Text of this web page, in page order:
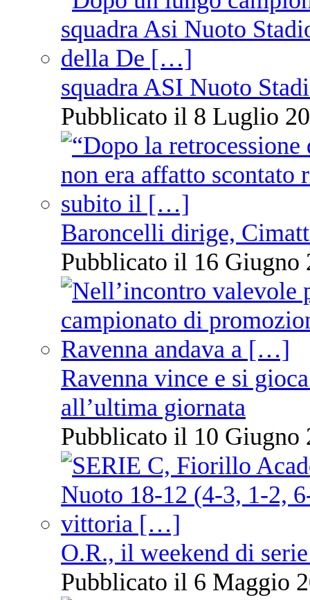
squadra ASI Nuoto
Pubblicato il 8 Luglio
Baroncelli dirige,
Pubblicato il 16 Giugno
Ravenna vince e si
all’ultima giornata
Pubblicato il 10 Giugno
O.R., il weekend di
Pubblicato il 6 Maggio